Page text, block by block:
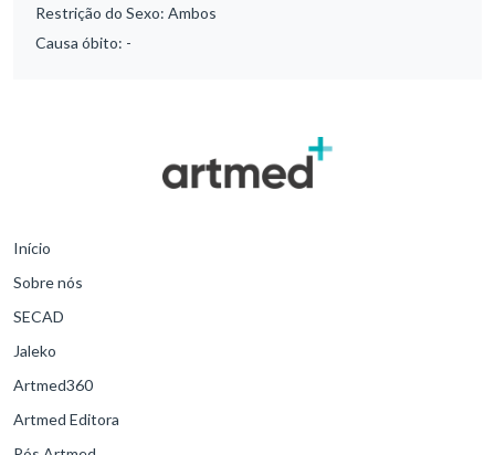
Restrição do Sexo: Ambos
Causa óbito: -
Início
Sobre nós
SECAD
Jaleko
Artmed360
Artmed Editora